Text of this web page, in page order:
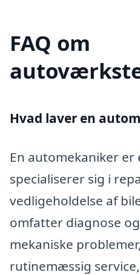
FAQ om
Hvad laver en
En automekaniker
specialiserer sig i
vedligeholdelse af
omfatter diagnose
mekaniske
rutinemæssig